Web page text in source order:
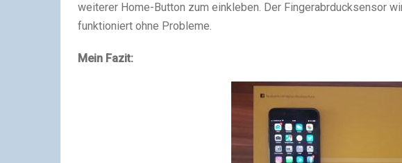
weiterer Home-Button zum einkleben. Der Fingerabrducksensor
funktioniert ohne Probleme.
Mein Fazit: